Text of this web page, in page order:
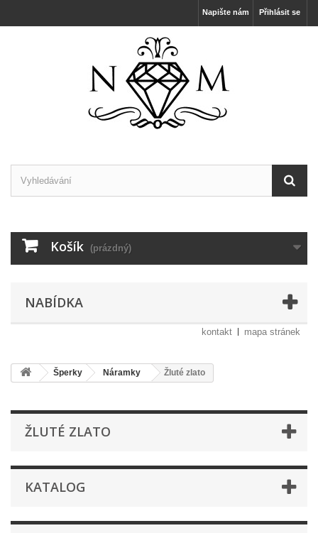
Přihlásit se
Napište nám
Košík (prázdný)
NABÍDKA
kontakt mapa stránek
Šperky Náramky Žluté zlato
ŽLUTÉ ZLATO
KATALOG